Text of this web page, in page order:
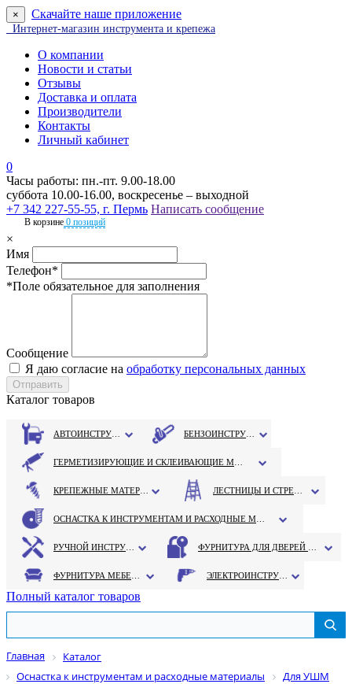
× Скачайте наше приложение
Интернет-магазин инструмента и крепежа
О компании
Новости и статьи
Отзывы
Доставка и оплата
Производители
Контакты
Личный кабинет
0
Часы работы: пн.-пт. 9.00-18.00
суббота 10.00-16.00, воскресенье – выходной
+7 342 227-55-55, г. Пермь Написать сообщение
В корзине 0 позиций
×
Имя
Телефон*
*Поле обязательное для заполнения
Сообщение
Я даю согласие на обработку персональных данных
Каталог товаров
Полный каталог товаров
Главная
Каталог
Оснастка к инструментам и расходные материалы
Для УШМ